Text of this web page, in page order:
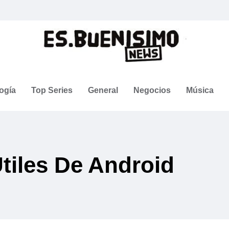
Top Series General Negocios Música
De Android